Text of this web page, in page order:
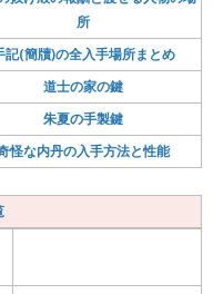
所
記(簡牘)の全入手場所まとめ
道士の家の鍵
朱夏の手製鍵
怪な内丹の入手方法と性能